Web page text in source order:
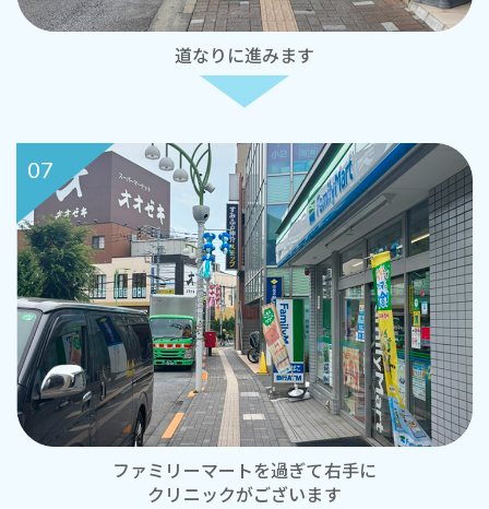
道なりに進みます
07
ファミリーマートを過ぎて右手に
クリニックがございます